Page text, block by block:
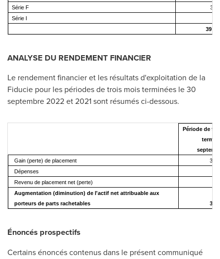
Série F
39
Série I
39
ANALYSE DU RENDEMENT FINANCIER
Le rendement financier et les résultats d'exploitation de la
Fiducie pour les périodes de trois mois terminées le 30
septembre2022 et2021 sont résumés ci-dessous.
Période de
Gain (perte) de placement
3
Dépenses
Revenu de placement net (perte)
Augmentation (diminution) de l'actif net attribuable aux
porteurs de parts rachetables
3
Énoncés prospectifs
Certains énoncés contenus dans le présent communiqué